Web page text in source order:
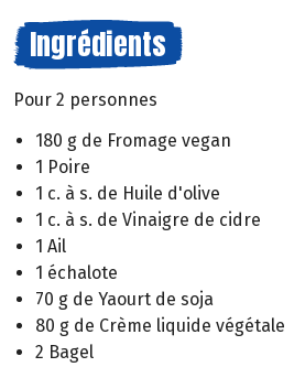
Ingrédients
Pour 2 personnes
180 g de Fromage vegan
1 Poire
1 c. à s. de Huile d'olive
1 c. à s. de Vinaigre de cidre
1 Ail
1 échalote
70 g de Yaourt de soja
80 g de Crème liquide végétale
2 Bagel